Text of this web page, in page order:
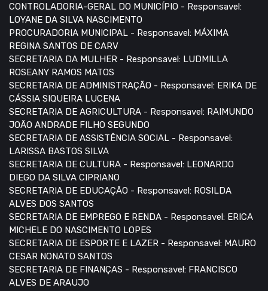
CONTROLADORIA-GERAL DO MUNICÍPIO - Responsavel:
LOYANE DA SILVA NASCIMENTO
PROCURADORIA MUNICIPAL - Responsavel: MÁXIMA
REGINA SANTOS DE CARV
SECRETARIA DA MULHER - Responsavel: LUDMILLA
ROSEANY RAMOS MATOS
SECRETARIA DE ADMINISTRAÇÃO - Responsavel: ERIKA DE
CÁSSIA SIQUEIRA LUCENA
SECRETARIA DE AGRICULTURA - Responsavel: RAIMUNDO
JOÃO ANDRADE FILHO SEGUNDO
SECRETARIA DE ASSISTÊNCIA SOCIAL - Responsavel:
LARISSA BASTOS SILVA
SECRETARIA DE CULTURA - Responsavel: LEONARDO
DIEGO DA SILVA CIPRIANO
SECRETARIA DE EDUCAÇÃO - Responsavel: ROSILDA
ALVES DOS SANTOS
SECRETARIA DE EMPREGO E RENDA - Responsavel: ERICA
MICHELE DO NASCIMENTO LOPES
SECRETARIA DE ESPORTE E LAZER - Responsavel: MAURO
CESAR NONATO SANTOS
SECRETARIA DE FINANÇAS - Responsavel: FRANCISCO
ALVES DE ARAUJO